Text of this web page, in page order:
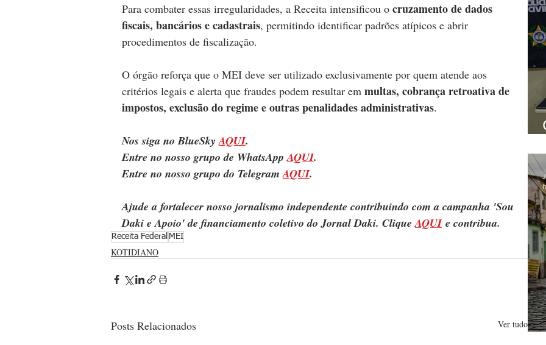
Para combater essas irregularidades, a Receita intensificou o cruzamento de dados
fiscais, bancários e cadastrais, permitindo identificar padrões atípicos e abrir
procedimentos de fiscalização.
O órgão reforça que o MEI deve ser utilizado exclusivamente por quem atende aos
critérios legais e alerta que fraudes podem resultar em multas, cobrança retroativa de
impostos, exclusão do regime e outras penalidades administrativas.
Nos siga no BlueSky AQUI.
Entre no nosso grupo de WhatsApp AQUI.
Entre no nosso grupo do Telegram AQUI.
Ajude a fortalecer nosso jornalismo independente contribuindo com a campanha 'Sou
Daki e Apoio' de financiamento coletivo do Jornal Daki. Clique AQUI e contribua.
Receita Federal MEI
KOTIDIANO
Posts Relacionados Ver tudo